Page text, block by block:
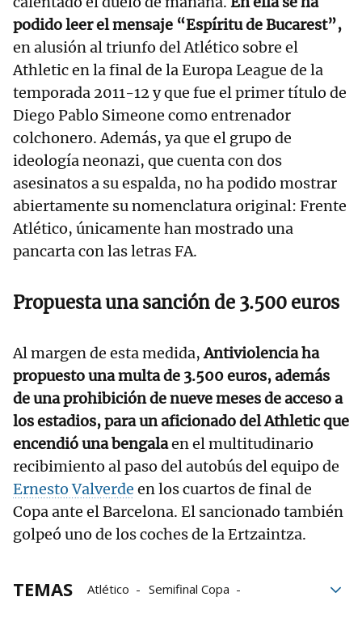
podido leer el mensaje “Espíritu de Bucarest”,
en alusión al triunfo del Atlético sobre el
Athletic en la final de la Europa League de la
temporada 2011-12 y que fue el primer título de
Diego Pablo Simeone como entrenador
colchonero. Además, ya que el grupo de
ideología neonazi, que cuenta con dos
asesinatos a su espalda, no ha podido mostrar
abiertamente su nomenclatura original: Frente
Atlético, únicamente han mostrado una
pancarta con las letras FA.
Propuesta una sanción de 3.500 euros
Al margen de esta medida,Antiviolencia ha
propuesto una multa de 3.500 euros, además
de una prohibición de nueve meses de acceso a
los estadios, para un aficionado del Athletic que
encendió una bengalaen el multitudinario
recibimiento al paso del autobús del equipo de
Ernesto Valverde en los cuartos de final de
Copa ante el Barcelona. El sancionado también
golpeó uno de los coches de la Ertzaintza.
TEMAS Atlético
Semifinal Copa